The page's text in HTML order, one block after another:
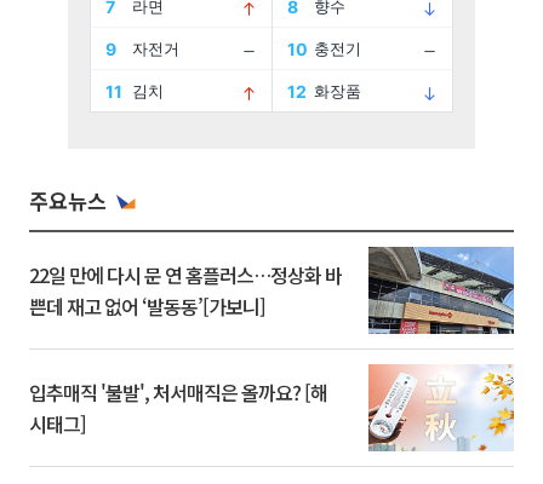
주요뉴스
22일 만에 다시 문 연 홈플러스…정상화 바
쁜데 재고 없어 ‘발동동’[가보니]
입추매직 '불발', 처서매직은 올까요? [해
시태그]